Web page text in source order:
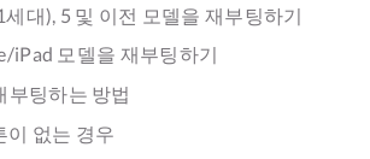
세대), 5 및 이전 모델을 재부팅하기
iPad 모델을 재부팅하기
부팅하는 방법
이 없는 경우